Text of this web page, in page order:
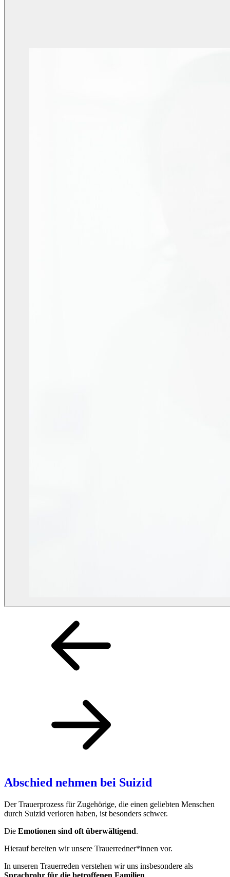
Abschied nehmen bei Suizid
Der Trauerprozess für Zugehörige, die einen geliebten Menschen
durch Suizid verloren haben, ist besonders schwer.
Die Emotionen sind oft überwältigend.
Hierauf bereiten wir unsere Trauerredner*innen vor.
In unseren Trauerreden verstehen wir uns insbesondere als